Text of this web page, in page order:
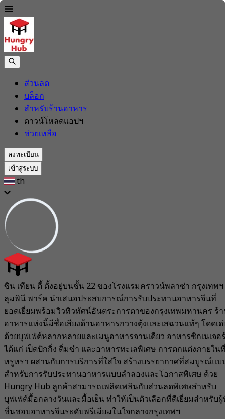
ส่วนลด
บล็อก
สำหรับร้านอาหาร
ดาวน์โหลดแอปฯ
ช่วยเหลือ
ลงทะเบียน
เข้าสู่ระบบ
th
ซิน เทียน ตี้ ตั้งอยู่บนชั้น 22 ของโรงแรมคราวน์พลาซ่า กรุงเทพฯ
ลุมพินี พาร์ค นำเสนอประสบการณ์การรับประทานอาหารจีนที่
ยอดเยี่ยมพร้อมวิวทิวทัศน์อันตระการตาของกรุงเทพมหานคร ร้
อาหารแห่งนี้มีชื่อเสียงด้านอาหารกวางตุ้งและเสฉวนแท้ๆ โดดเ
ด้วยบุฟเฟ่ต์หลากหลายและเมนูอาหารจานเดียว อาหารซิกเนเจอ
ได้แก่ เป็ดปักกิ่ง ติ่มซำ และอาหารทะเลพิเศษ การตกแต่งภายใน
หรูหรา ผสานกับการบริการที่ใส่ใจ สร้างบรรยากาศที่สมบูรณ์แบ
สำหรับการรับประทานอาหารแบบลำลองและโอกาสพิเศษ ด้วย
Hungry Hub ลูกค้าสามารถเพลิดเพลินกับส่วนลดพิเศษสำหรับ
บุฟเฟ่ต์มื้อกลางวันและมื้อเย็น ทำให้เป็นตัวเลือกที่ดีเยี่ยมสำหรับ
ชื่นชอบอาหารจีนระดับพรีเมียมในใจกลางกรุงเทพฯ